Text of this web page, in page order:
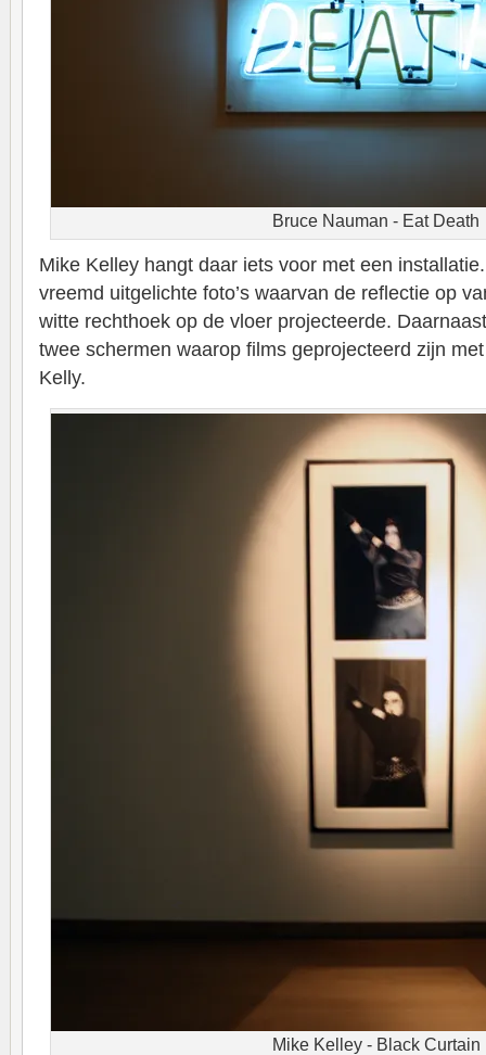
Bruce Nauman - Eat Death
Mike Kelley hangt daar iets voor met een
vreemd uitgelichte foto’s waarvan de reflectie op
witte rechthoek op de vloer projecteerde.
twee schermen waarop films geprojecteerd zijn
Kelly.
Mike Kelley - Black Curtain